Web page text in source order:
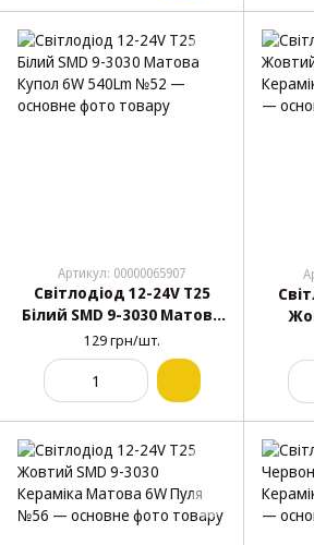
Артикул: 00000065907
Світлодіод 12-24V Т25
Білий SMD 9-3030 Матова
Купол 6W 540Lm №52
129 грн/шт.